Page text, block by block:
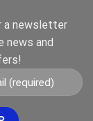
a newsletter
news and